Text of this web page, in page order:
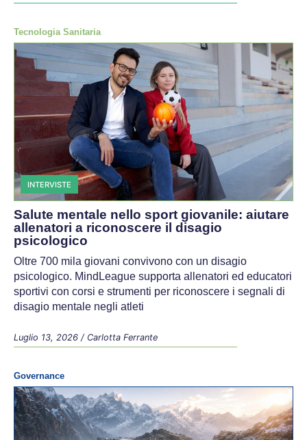
Tecnologia Sanitaria
INTERVISTE
Salute mentale nello sport giovanile: aiutare
allenatori a riconoscere il disagio
psicologico
Oltre 700 mila giovani convivono con un disagio
psicologico. MindLeague supporta allenatori ed educatori
sportivi con corsi e strumenti per riconoscere i segnali di
disagio mentale negli atleti
Luglio 13, 2026 / Carlotta Ferrante
Governance